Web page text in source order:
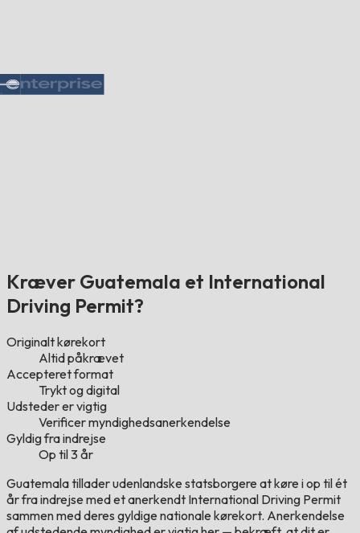
Kræver Guatemala et International
Driving Permit?
Originalt kørekort
Altid påkrævet
Accepteret format
Trykt og digital
Udsteder er vigtig
Verificer myndighedsanerkendelse
Gyldig fra indrejse
Op til 3 år
Guatemala tillader udenlandske statsborgere at køre i op til ét
år fra indrejse med et anerkendt International Driving Permit
sammen med deres gyldige nationale kørekort. Anerkendelse